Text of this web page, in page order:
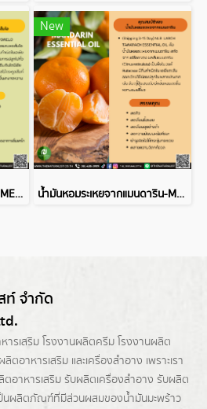
น้ำมันหอมระเหยจากส้มโอ-POMELO ESSENTIAL OIL
New
น้ำมันหอมระเหยจากแมนดาริน-MANDARIN ESSENTIAL OIL
ท์ จำกัด
ารเสริม โรงงานผลิตครีม โรงงานผลิต
ผลิตอาหารเสริม และเครื่องสำอาง เพราะเรา
อาหารเสริม รับผลิตเครื่องสำอาง รับผลิต
ป็นผลิตภัณฑ์ที่มีส่วนผสมของน้ำมันมะพร้าว